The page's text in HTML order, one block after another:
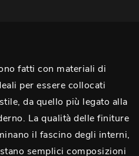
fatti con materiali di
per essere collocati
da quello più legato alla
La qualità delle finiture
il fascino degli interni,
semplici composizioni